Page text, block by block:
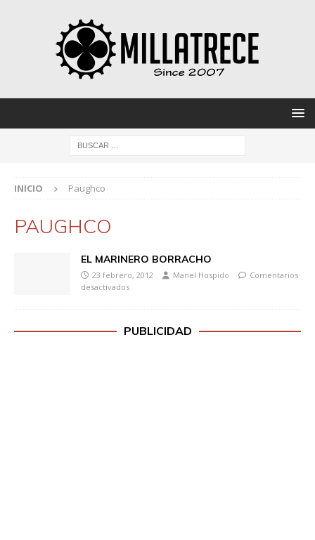
INICIO Paughco
PAUGHCO
EL MARINERO BORRACHO
23 febrero, 2012 Manel Hospido
Comentarios
desactivados
PUBLICIDAD